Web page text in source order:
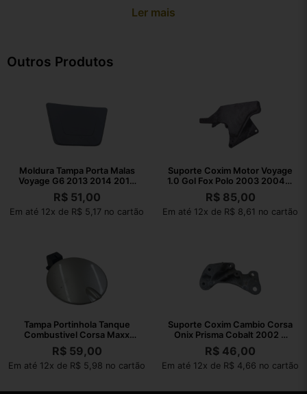
Ler mais
Outros Produtos
Moldura Tampa Porta Malas
Voyage G6 2013 2014 2015
2016
R$51,00
Em até 12x de R$ 5,17 no cartão
Suporte Coxim Motor Voyage
1.0 Gol Fox Polo 2003 2004 A
2021
R$85,00
Em até 12x de R$ 8,61 no cartão
Tampa Portinhola Tanque
Combustivel Corsa Maxx
2004 A 2012
R$59,00
Em até 12x de R$ 5,98 no cartão
Suporte Coxim Cambio Corsa
Onix Prisma Cobalt 2002 A
2010
R$ 46,00
Em até 12x de R$ 4,66 no cartão